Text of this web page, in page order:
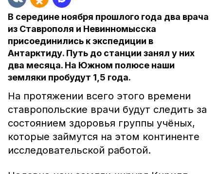
В середине ноября прошлого года два врача
из Ставрополя и Невинномысска
присоединились к экспедиции в
Антарктиду. Путь до станции занял у них
два месяца. На Южном полюсе наши
земляки пробудут 1,5 года.
На протяжении всего этого времени
ставропольские врачи будут следить за
состоянием здоровья группы учёных,
которые займутся на этом континенте
исследовательской работой.